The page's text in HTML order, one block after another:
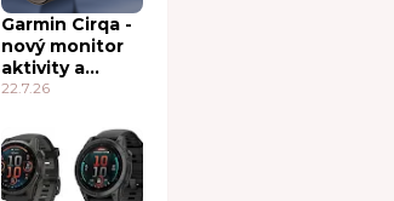
Garmin Cirqa -
nový monitor
aktivity a
konkurent pre
22.7.26